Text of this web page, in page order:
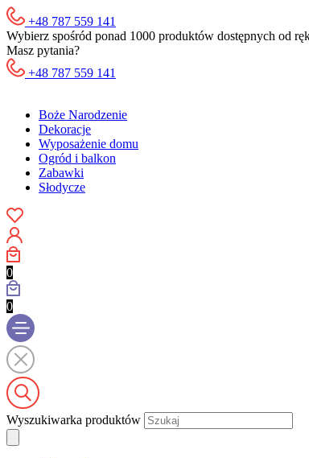
+48 787 559 141
Wybierz spośród ponad 1000 produktów dostępnych od
Masz pytania?
+48 787 559 141
Boże Narodzenie
Dekoracje
Wyposażenie domu
Ogród i balkon
Zabawki
Słodycze
0
0
Wyszukiwarka produktów